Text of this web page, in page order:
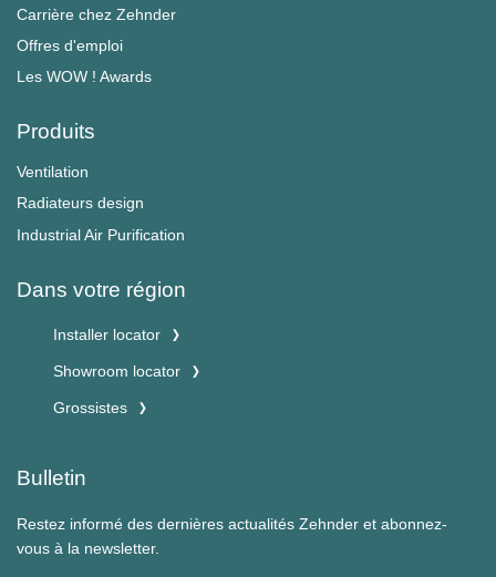
Carrière chez Zehnder
Offres d'emploi
Les WOW ! Awards
Produits
Ventilation
Radiateurs design
Industrial Air Purification
Dans votre région
Installer locator
Showroom locator
Grossistes
Bulletin
Restez informé des dernières actualités Zehnder et abonnez-
vous à la newsletter.